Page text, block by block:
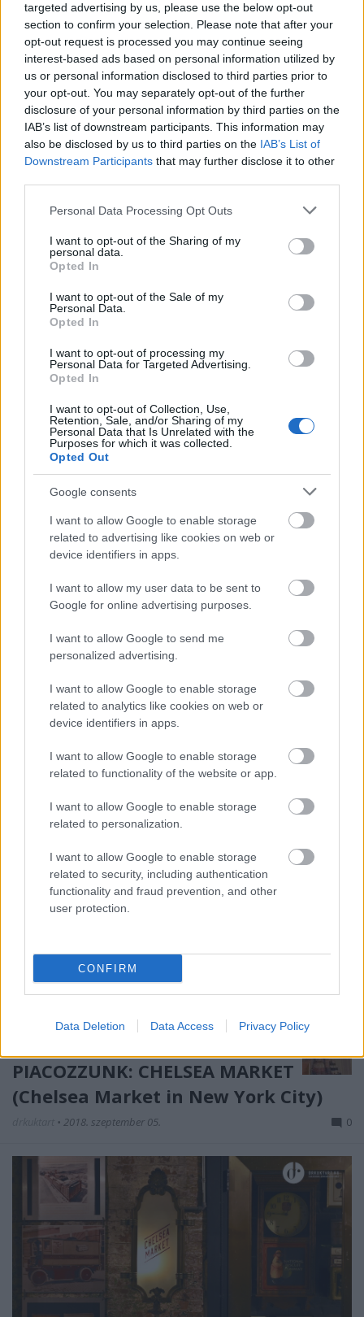
targeted advertising by us, please use the below opt-out
section to confirm your selection. Please note that after your
opt-out request is processed you may continue seeing
interest-based ads based on personal information utilized by
us or personal information disclosed to third parties prior to
your opt-out. You may separately opt-out of the further
disclosure of your personal information by third parties on the
IAB’s list of downstream participants. This information may
also be disclosed by us to third parties on the IAB’s List of
Downstream Participants that may further disclose it to other
Please note that this website/app uses one or more Google
not limited to your visit or usage behaviour. You may click to
grant or deny consent to Google and its third-party tags to
use your data for below specified purposes in below Google
consent section.
Personal Data Processing Opt Outs
I want to opt-out of the Sharing of my
personal data.
Opted In
I want to opt-out of the Sale of my
Personal Data.
Opted In
I want to opt-out of processing my
Personal Data for Targeted Advertising.
Opted In
I want to opt-out of Collection, Use,
Retention, Sale, and/or Sharing of my
Personal Data that Is Unrelated with the
Purposes for which it was collected.
Opted Out
Google consents
I want to allow Google to enable storage
related to advertising like cookies on web or
device identifiers in apps.
I want to allow my user data to be sent to
Google for online advertising purposes.
I want to allow Google to send me
personalized advertising.
I want to allow Google to enable storage
related to analytics like cookies on web or
device identifiers in apps.
I want to allow Google to enable storage
related to functionality of the website or app.
I want to allow Google to enable storage
related to personalization.
I want to allow Google to enable storage
related to security, including authentication
functionality and fraud prevention, and other
user protection.
CONFIRM
Data Deletion Data Access Privacy Policy
Tavaly jártunk először Kassán. A vágányzárnak,
pótlóbusznak köszönhetően akkor is csak szűk fél
napot. Fél nap, ami a mai napig lelkünkig ...
TÁTRÁBAN (Treetop walkpath in
Bachledka)
drkuktart•2018. október 04.
a Bachledova-völgy feletti
látványos lombkorona-tanösvény és kilátó
(szolvákul: Chodník korunami stromov) felé vitt
PIACOZZUNK: CHELSEA MARKET
(Chelsea Market in New York City)
• 2018. szeptember 05. 0